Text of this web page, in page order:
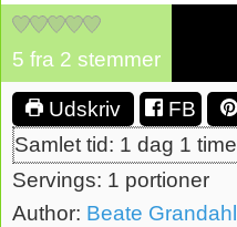
5 fra 2 stemmer
Udskriv FB
Samlet tid: 1 dag
dag 1 time
time
Servings: 1 portioner
Author: Beate Grandahl